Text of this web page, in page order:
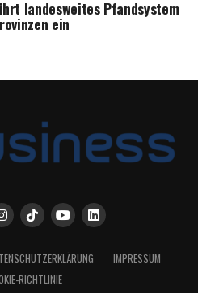
landesweites Pfandsystem
ein
IMPRESSUM
RICHTLINIE